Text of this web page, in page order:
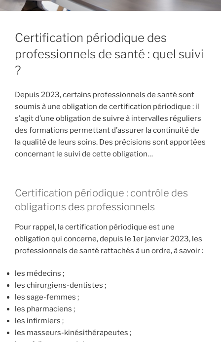
Certification périodique des
professionnels de santé : quel suivi
?
Depuis 2023, certains professionnels de santé sont
soumis à une obligation de certification périodique : il
s’agit d’une obligation de suivre à intervalles réguliers
des formations permettant d’assurer la continuité de
la qualité de leurs soins. Des précisions sont apportées
concernant le suivi de cette obligation…
Certification périodique : contrôle des
obligations des professionnels
Pour rappel, la certification périodique est une
obligation qui concerne, depuis le 1er janvier 2023, les
professionnels de santé rattachés à un ordre, à savoir :
les médecins ;
les chirurgiens-dentistes ;
les sage-femmes ;
les pharmaciens ;
les infirmiers ;
les masseurs-kinésithérapeutes ;